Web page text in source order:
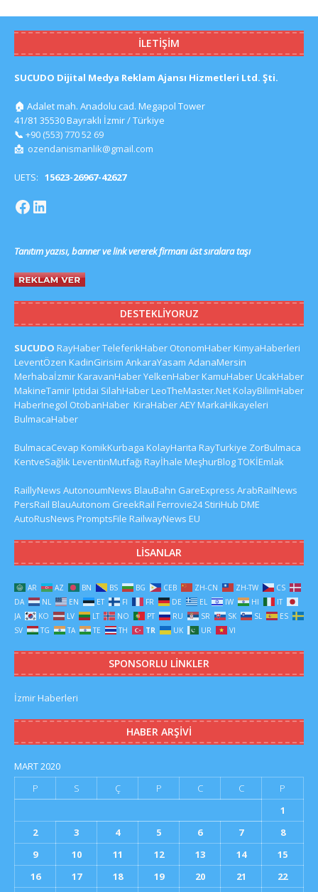
İLETIŞIM
SUCUDO Dijital Medya Reklam Ajansı Hizmetleri Ltd. Şti.
🏠 Adalet mah. Anadolu cad. Megapol Tower
41/81 35530 Bayraklı İzmir / Türkiye
📞 +90 (553) 770 52 69
📩 ozendanismanlik@gmail.com
UETS: 15623-26967-42627
Tanıtım yazısı, banner ve link vererek firmanı üst sıralara taşı
DESTEKLIYORUZ
SUCUDO RayHaberTeleferikHaber OtonomHaberKimyaHaberleri
LeventÖzen KadinGirisim AnkaraYasam AdanaMersin
MerhabaİzmirKaravanHaberYelkenHaberKamuHaberUcakHaber
MakineTamirIptidai SilahHaberLeoTheMaster.NetKolayBilimHaber
HaberInegol OtobanHaber KiraHaberAEYMarkaHikayeleri
BulmacaHaber
BulmacaCevap KomikKurbaga KolayHarita RayTurkiye ZorBulmaca
KentveSağlıkLeventinMutfağı Rayİhale MeşhurBlogTOKİEmlak
RaillyNews AutonoumNews BlauBahn GareExpress ArabRailNews
PersRail BlauAutonom GreekRail Ferrovie24 StiriHub DME
AutoRusNews PromptsFile RailwayNews EU
LISANLAR
AR AZ BN BS BG CEB ZH-CN ZH-TW
CS
DA
NL EN ET FI FR DE EL IW HI
IT
JA
KO LV LT NO PT RU SR SK SL
ES
SV
TG TA TE TH TR UK UR VI
SPONSORLU LINKLER
İzmir Haberleri
HABER ARŞIVI
MART 2020
P
S Ç P C C
P
1
2
3 4 5 6 7
8
9
10 11 12 13 14
15
16
17 18 19 20 21
22